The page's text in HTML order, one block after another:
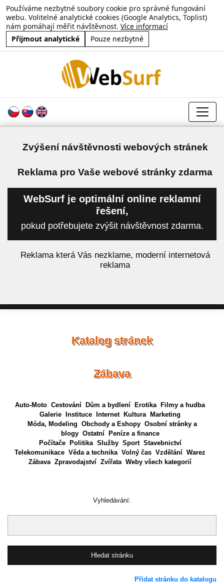
Používáme nezbytné soubory cookie pro správné fungování
webu. Volitelné analytické cookies (Google Analytics, Toplist)
nám pomáhají měřit návštěvnost. Více informací
Přijmout analytické
Pouze nezbytné
Zvýšení návštěvnosti webových stránek
Reklama pro Vaše webové stránky zdarma
WebSurf je optimální online reklamní
řešení,
pokud potřebujete zvýšit návštěvnost zdarma.
Reklama která Vás nezklame, moderní internetová
reklama
Katalog stránek
Zábava
Auto-Moto Cestování Dům a bydlení Erotika
Filmy a hudba
Galerie
Instituce Internet Kultura
Marketing
Móda, Modeling Obchody a Eshopy Osobní stránky a
blogy Ostatní
Peníze a finance
Počítače
Politika Služby Sport Stavebnictví
Telekomunikace Věda a technika Volný čas Vzdělání Warez
Zábava Zpravodajství Zvířata Weby všech kategorií
Vyhledávání:
Přidat stránku do katalogu